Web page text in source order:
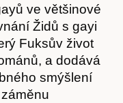
ve většinové
Židů s gayi
Fuksův život
a dodává
smýšlení